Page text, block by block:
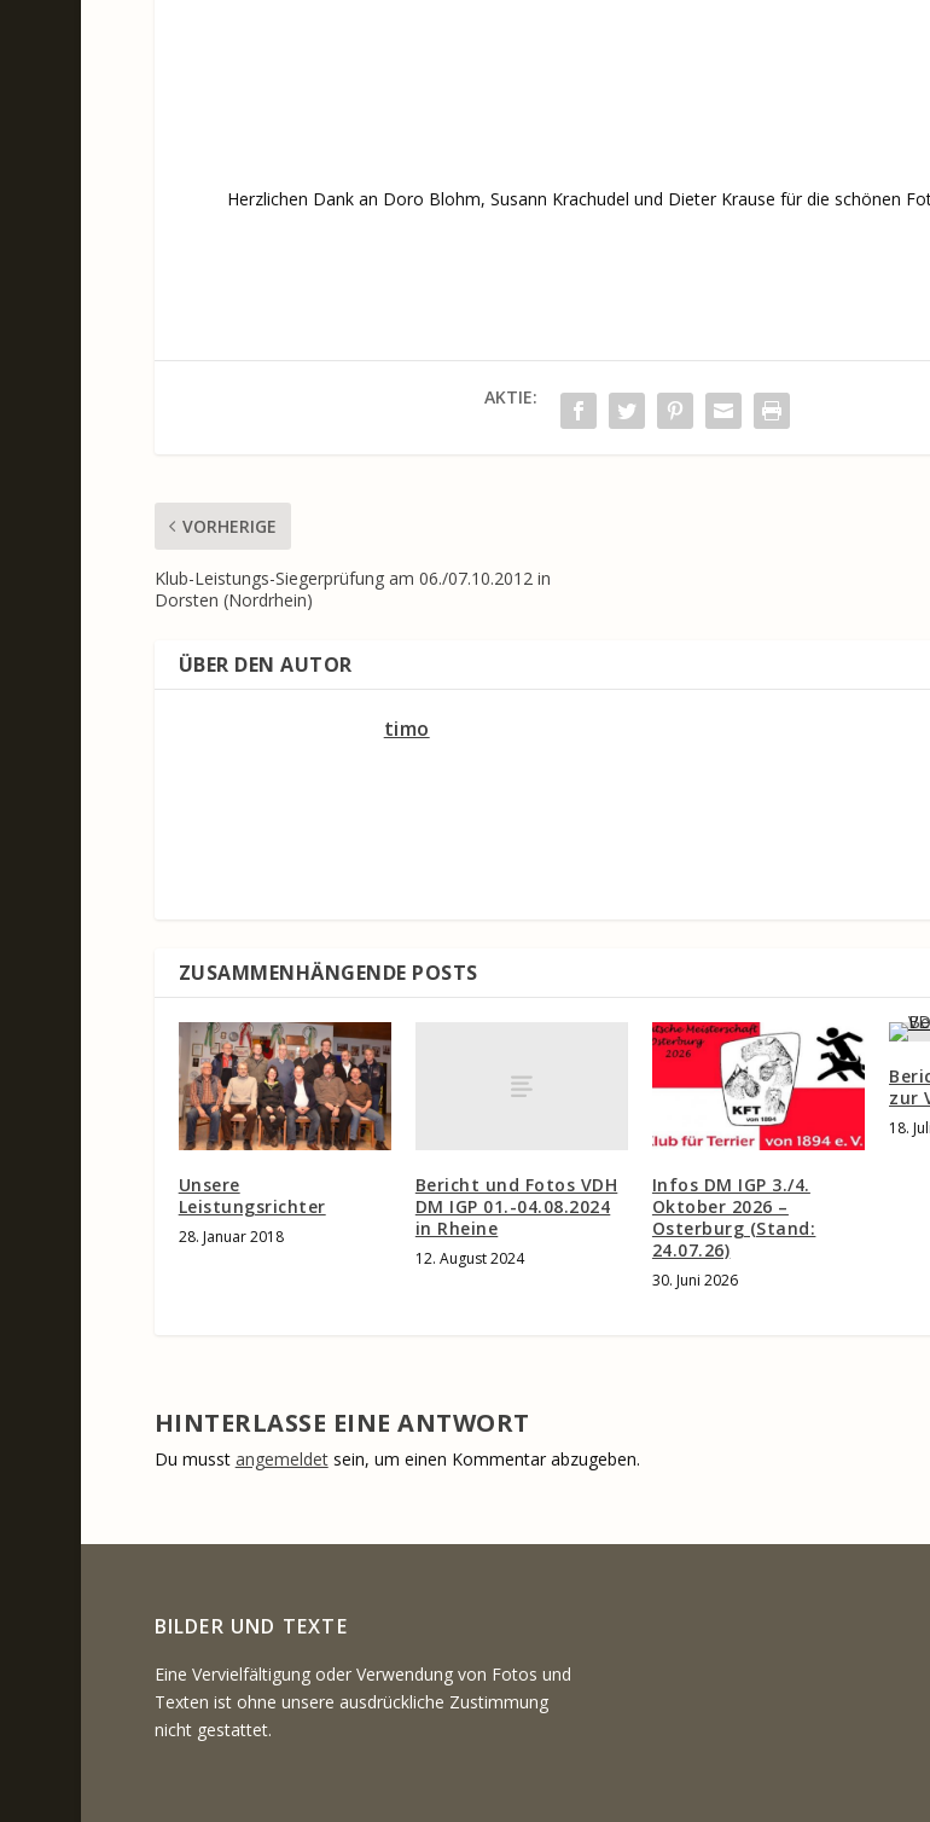
Herzlichen Dank an Doro Blohm, Susann Krachudel und Dieter Krause für die schönen
AKTIE:
VORHERIGE
Klub-Leistungs-Siegerprüfung am 06./07.10.2012 in
Dorsten (Nordrhein)
ÜBER DEN AUTOR
timo
ZUSAMMENHÄNGENDE POSTS
Unsere
Leistungsrichter
28. Januar 2018
Bericht und Fotos VDH
DM IGP 01.-04.08.2024
in Rheine
12. August 2024
Infos DM IGP 3./4.
Oktober 2026 –
Osterburg (Stand:
24.07.26)
30. Juni 2026
zur
18.
HINTERLASSE EINE ANTWORT
Du musst angemeldetsein, um einen Kommentar abzugeben.
BILDER UND TEXTE
Eine Vervielfältigung oder Verwendung von Fotos und
Texten ist ohne unsere ausdrückliche Zustimmung
nicht gestattet.